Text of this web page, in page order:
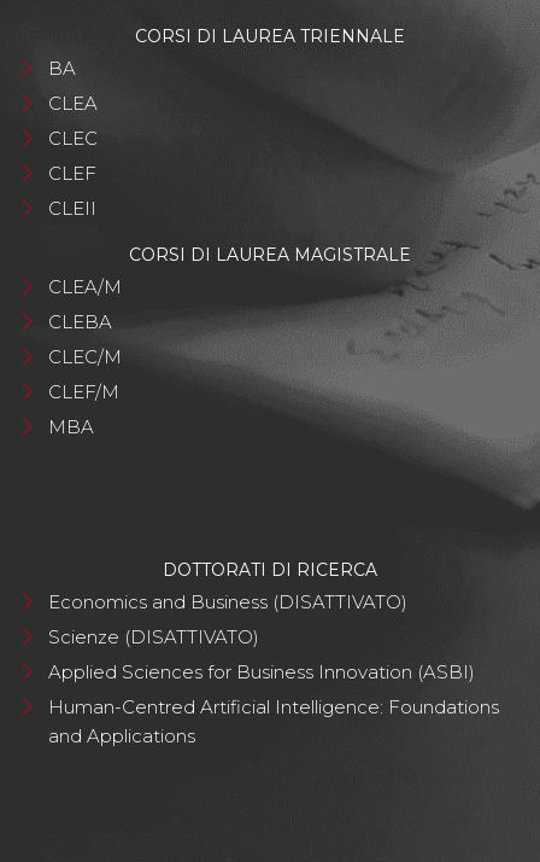
CORSI DI LAUREA TRIENNALE
BA
CLEA
CLEC
CLEF
CLEII
CORSI DI LAUREA MAGISTRALE
CLEA/M
CLEBA
CLEC/M
CLEF/M
MBA
DOTTORATI DI RICERCA
Economics and Business (DISATTIVATO)
Scienze (DISATTIVATO)
Applied Sciences for Business Innovation (ASBI)
Human-Centred Artificial Intelligence: Foundations
and Applications